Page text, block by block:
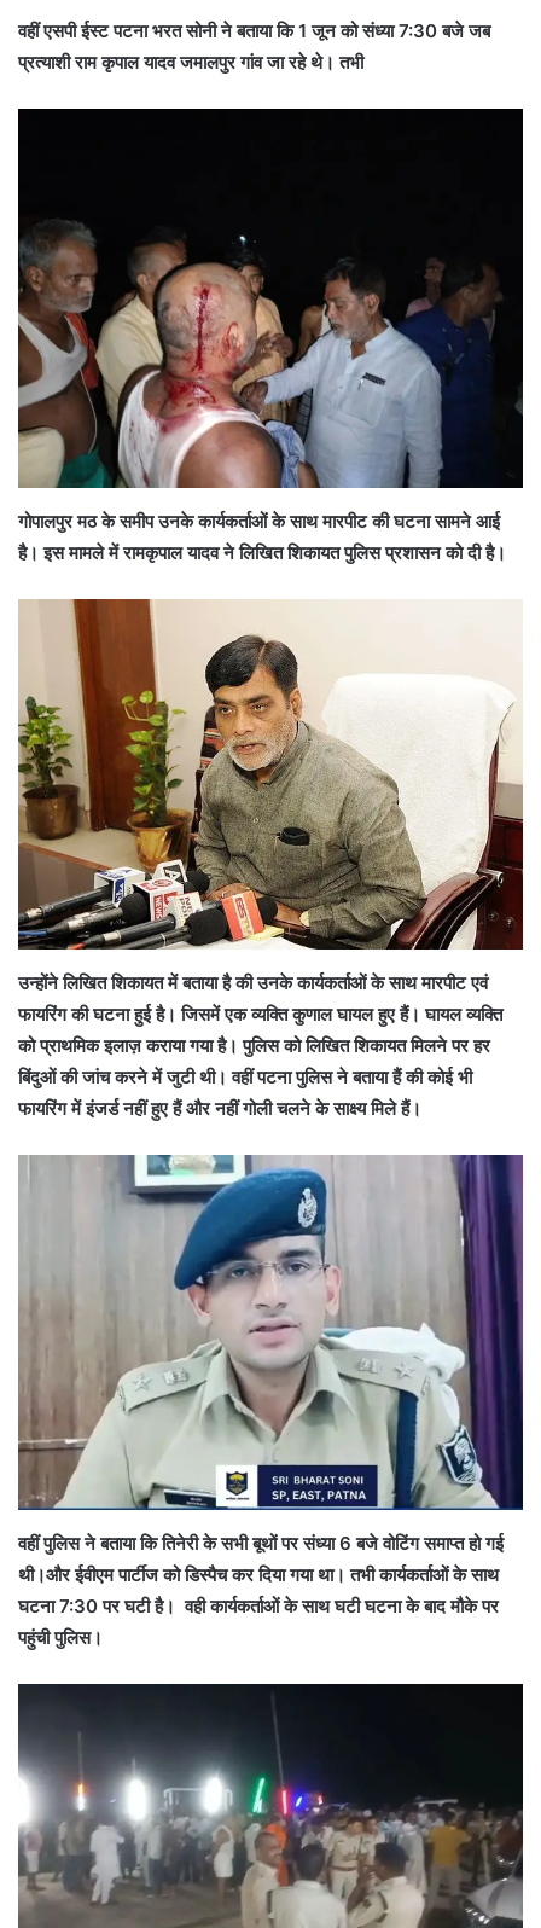
वहीं एसपी ईस्ट पटना भरत सोनी ने बताया कि 1 जून को संध्या 7:30 बजे जब
प्रत्याशी राम कृपाल यादव जमालपुर गांव जा रहे थे। तभी
गोपालपुर मठ के समीप उनके कार्यकर्ताओं के साथ मारपीट की घटना सामने आई
है। इस मामले में रामकृपाल यादव ने लिखित शिकायत पुलिस प्रशासन को दी है।
उन्होंने लिखित शिकायत में बताया है की उनके कार्यकर्ताओं के साथ मारपीट एवं
फायरिंग की घटना हुई है। जिसमें एक व्यक्ति कुणाल घायल हुए हैं। घायल व्यक्ति
को प्राथमिक इलाज़ कराया गया है। पुलिस को लिखित शिकायत मिलने पर हर
बिंदुओं की जांच करने में जुटी थी। वहीं पटना पुलिस ने बताया हैं की कोई भी
फायरिंग में इंजर्ड नहीं हुए हैं और नहीं गोली चलने के साक्ष्य मिले हैं।
वहीं पुलिस ने बताया कि तिनेरी के सभी बूथों पर संध्या 6 बजे वोटिंग समाप्त हो गई
थी।और ईवीएम पार्टीज को डिस्पैच कर दिया गया था। तभी कार्यकर्ताओं के साथ
घटना 7:30 पर घटी है। वही कार्यकर्ताओं के साथ घटी घटना के बाद मौके पर
पहुंची पुलिस।